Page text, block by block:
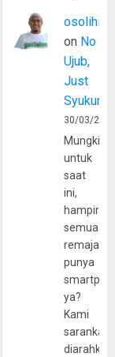
osolihin
on No
Ujub,
Just
Syukur
30/03/
Mungkin
untuk
saat
ini,
hampir
semua
remaja
punya
ya?
Kami
sarankan,
diarahkan